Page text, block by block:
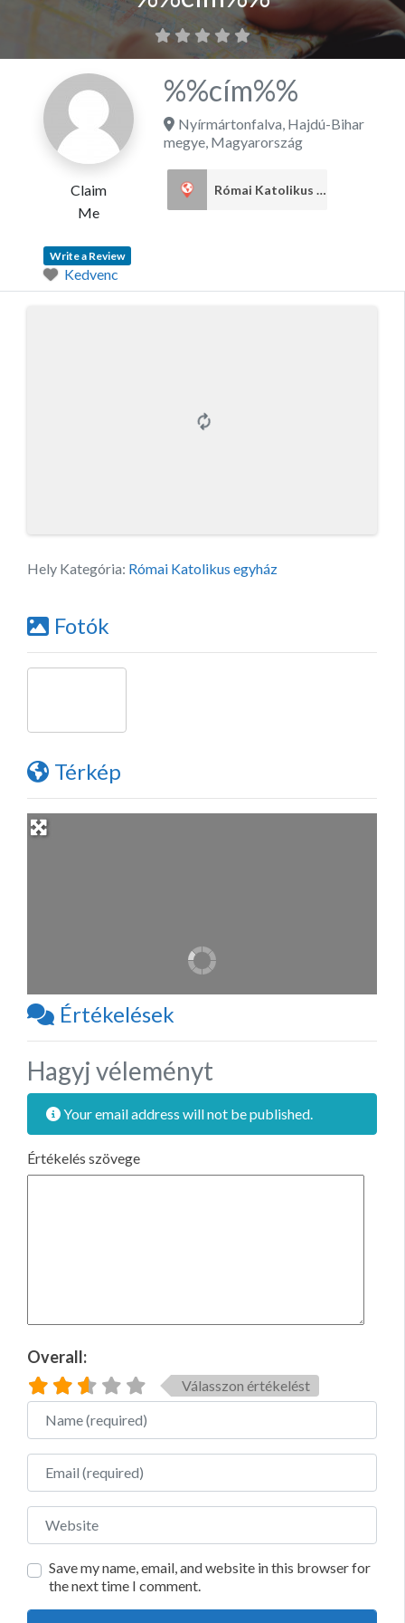
Claim
Me
%%cím%%
Nyírmártonfalva, Hajdú-Bihar
megye, Magyarország
Római Katolikus egyház
Write a Review
Kedvenc
Hely Kategória: Római Katolikus egyház
Fotók
Térkép
Értékelések
Hagyj véleményt
Your email address will not be published.
Értékelés szövege
Overall:
Válasszon értékelést
Name
Email
Website
Save my name, email, and website in this browser for
the next time I comment.